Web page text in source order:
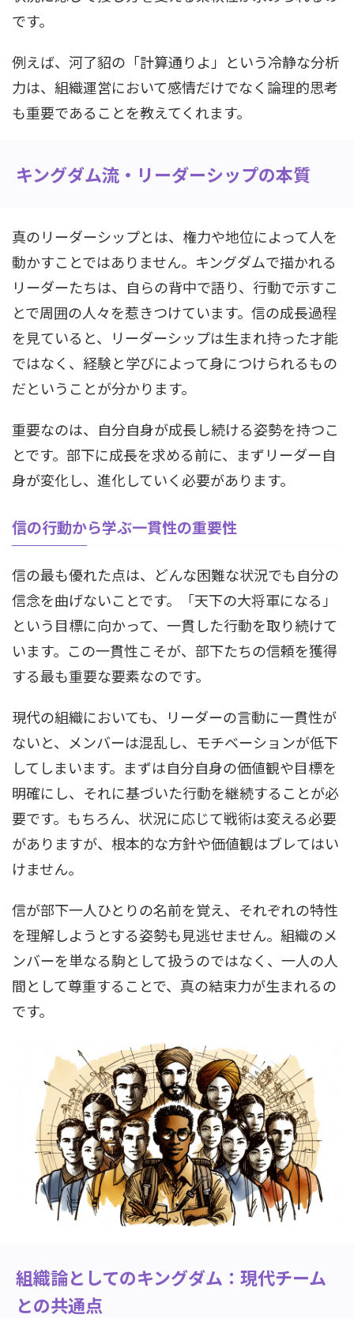
です。
例えば、河了貂の「計算通りよ」という冷静な分析
力は、組織運営において感情だけでなく論理的思考
も重要であることを教えてくれます。
キングダム流・リーダーシップの本質
真のリーダーシップとは、権力や地位によって人を
動かすことではありません。キングダムで描かれる
リーダーたちは、自らの背中で語り、行動で示すこ
とで周囲の人々を惹きつけています。信の成長過程
を見ていると、リーダーシップは生まれ持った才能
ではなく、経験と学びによって身につけられるもの
だということが分かります。
重要なのは、自分自身が成長し続ける姿勢を持つこ
とです。部下に成長を求める前に、まずリーダー自
身が変化し、進化していく必要があります。
信の行動から学ぶ一貫性の重要性
信の最も優れた点は、どんな困難な状況でも自分の
信念を曲げないことです。「天下の大将軍になる」
という目標に向かって、一貫した行動を取り続けて
います。この一貫性こそが、部下たちの信頼を獲得
する最も重要な要素なのです。
現代の組織においても、リーダーの言動に一貫性が
ないと、メンバーは混乱し、モチベーションが低下
してしまいます。まずは自分自身の価値観や目標を
明確にし、それに基づいた行動を継続することが必
要です。もちろん、状況に応じて戦術は変える必要
がありますが、根本的な方針や価値観はブレてはい
けません。
信が部下一人ひとりの名前を覚え、それぞれの特性
を理解しようとする姿勢も見逃せません。組織のメ
ンバーを単なる駒として扱うのではなく、一人の人
間として尊重することで、真の結束力が生まれるの
です。
組織論としてのキングダム：現代チーム
との共通点